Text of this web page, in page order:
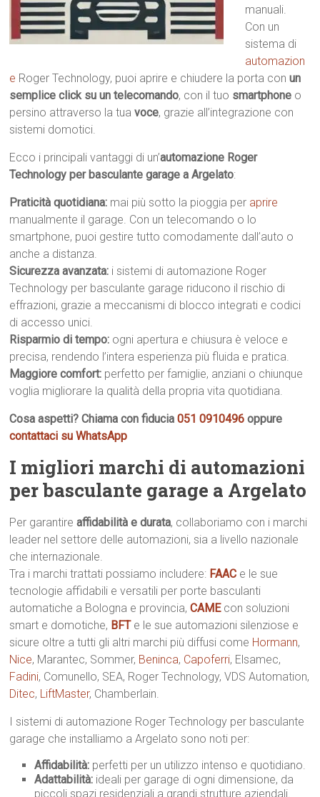
manuali.
Con un
sistema di
automazion
e Roger Technology, puoi aprire e chiudere la porta conun
semplice click su un telecomando, con il tuo smartphone o
persino attraverso la tuavoce, grazie all’integrazione con
sistemi domotici.
Ecco i principali vantaggi di un’automazione Roger
Technology per basculante garage a Argelato:
Praticità quotidiana: mai più sotto la pioggia per aprire
manualmente il garage. Con un telecomando o lo
smartphone, puoi gestire tutto comodamente dall’auto o
anche a distanza.
Sicurezza avanzata: i sistemi di automazione Roger
Technology per basculante garage riducono il rischio di
effrazioni, grazie a meccanismi di blocco integrati e codici
di accesso unici.
Risparmio di tempo: ogni apertura e chiusura è veloce e
precisa, rendendo l’intera esperienza più fluida e pratica.
Maggiore comfort: perfetto per famiglie, anziani o chiunque
voglia migliorare la qualità della propria vita quotidiana.
Cosa aspetti? Chiama con fiducia051 0910496 oppure
contattaci su WhatsApp
I migliori marchi di automazioni
per basculante garage a Argelato
Per garantireaffidabilità e durata, collaboriamo con i marchi
leader nel settore delle automazioni, sia a livello nazionale
che internazionale.
Tra i marchi trattati possiamo includere: FAAC e le sue
tecnologie affidabili e versatili per porte basculanti
automatiche a Bologna e provincia,CAME con soluzioni
smart e domotiche, BFT e le sue automazioni silenziose e
sicure oltre a tutti gli altri marchi più diffusi come Hormann,
Nice, Marantec, Sommer, Beninca, Capoferri, Elsamec,
Fadini, Comunello, SEA, Roger Technology, VDS Automation,
Ditec, LiftMaster, Chamberlain.
I sistemi di automazione Roger Technology per basculante
garage che installiamo a Argelato sono noti per:
Affidabilità: perfetti per un utilizzo intenso e quotidiano.
Adattabilità: ideali per garage di ogni dimensione, da
piccoli spazi residenziali a grandi strutture aziendali.